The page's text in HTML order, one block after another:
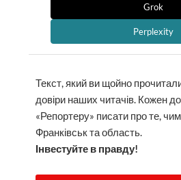
Grok
Perplexity
Текст, який ви щойно
довіри наших читачів. Кожен
«Репортеру» писати про те,
Франківськ та область.
Інвестуйте в правду!